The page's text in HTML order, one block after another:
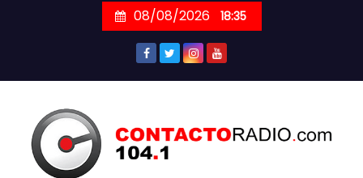
08/08/2026 18:35